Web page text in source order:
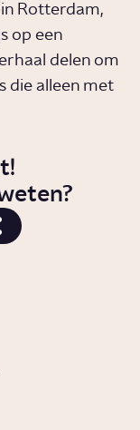
Rotterdam,
op een
delen om
die alleen met